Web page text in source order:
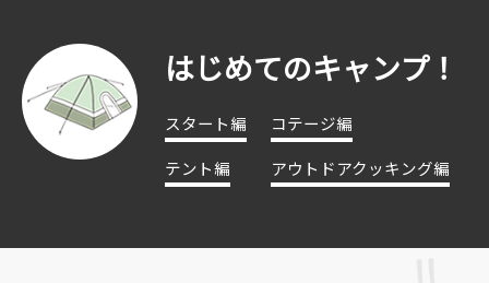
はじめてのキャンプ！
スタート編
コテージ編
テント編
アウトドアクッキング編